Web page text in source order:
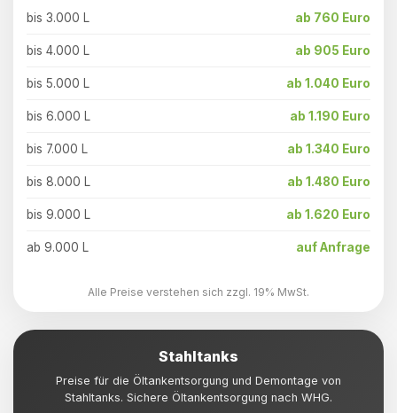
bis 3.000 L ab 760 Euro
bis 4.000 L ab 905 Euro
bis 5.000 L ab 1.040 Euro
bis 6.000 L ab 1.190 Euro
bis 7.000 L ab 1.340 Euro
bis 8.000 L ab 1.480 Euro
bis 9.000 L ab 1.620 Euro
ab 9.000 L auf Anfrage
Alle Preise verstehen sich zzgl. 19% MwSt.
Stahltanks
Preise für die Öltankentsorgung und Demontage von
Stahltanks. Sichere Öltankentsorgung nach WHG.